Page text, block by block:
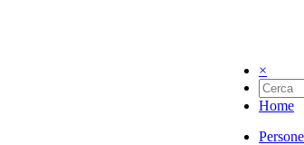
×
Home
Persone